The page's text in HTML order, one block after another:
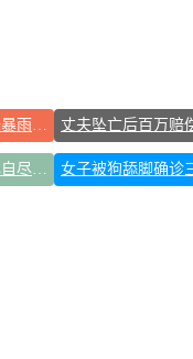
白海豚或携极端暴雨重创东部多省市
泰国初中生饮弹自尽前开了26枪